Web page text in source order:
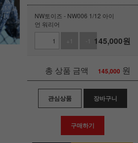
NW토이즈 - NW006 1/12 아이
언 워리어
+1
-1 145,000원
총 상품 금액 145,000 원
관심상품 장바구니
구매하기